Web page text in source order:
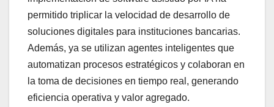
permitido triplicar la velocidad de desarrollo de
soluciones digitales para instituciones bancarias.
Además, ya se utilizan agentes inteligentes que
automatizan procesos estratégicos y colaboran en
la toma de decisiones en tiempo real, generando
eficiencia operativa y valor agregado.